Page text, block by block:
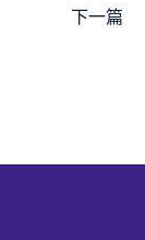
下一篇